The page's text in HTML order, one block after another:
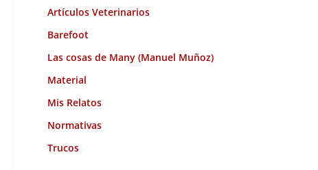
Artículos Veterinarios
Barefoot
Las cosas de Many (Manuel Muñoz)
Material
Mis Relatos
Normativas
Trucos